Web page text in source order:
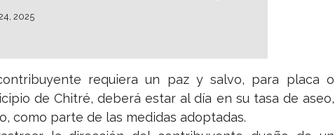
2025
requiera un paz y salvo, para placa o
de Chitré, deberá estar al día en su tasa de aseo,
como parte de las medidas adoptadas.